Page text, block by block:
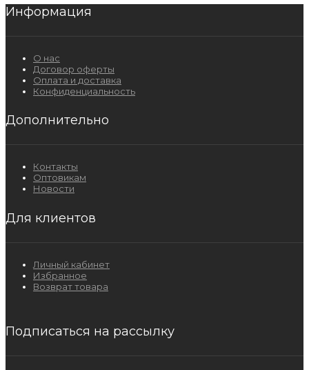
Информация
О нас
Договор оферты
Оплата и доставка
Конфиденциальность
Дополнительно
Контакты
Оптовикам
Новости
Для клиентов
Личный кабинет
Избранное
Возврат товара
Подписаться на рассылку